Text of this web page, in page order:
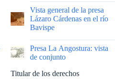
|
Vista general de la presa
Lázaro Cárdenas en el río
Bavispe
|
Presa La Angostura: vista
de conjunto
Titular de los derechos